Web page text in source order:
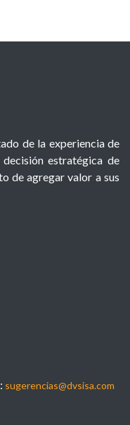
de la experiencia de
estratégica de
de agregar valor a sus
sugerencias@dvsisa.com